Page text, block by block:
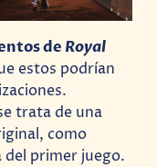
de Royal
estos podrían
trata de una
como
del primer juego.